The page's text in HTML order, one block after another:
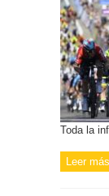
Toda la
Leer